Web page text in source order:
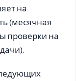
на
(месячная
проверки на